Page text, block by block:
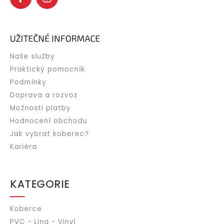
UŽITEČNÉ INFORMACE
Naše služby
Praktický pomocník
Podmínky
Doprava a rozvoz
Možnosti platby
Hodnocení obchodu
Jak vybrat koberec?
Kariéra
KATEGORIE
Koberce
PVC - Lina - Vinyl